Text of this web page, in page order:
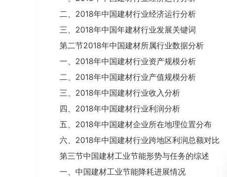
二、2018年中国建材行业经济运行分析
三、2018年中国年建材行业发展关键词
第二节2018年中国建材所属行业数据分析
一、2018年中国建材行业资产规模分析
二、2018年中国建材行业产值规模分析
三、2018年中国建材行业收入分析
四、2018年中国建材行业利润分析
五、2018年中国建材企业所在地理位置分布
六、2018年中国建材行业跨地区利润总额对比
第三节中国建材工业节能形势与任务的综述
一、中国建材工业节能降耗进展情况